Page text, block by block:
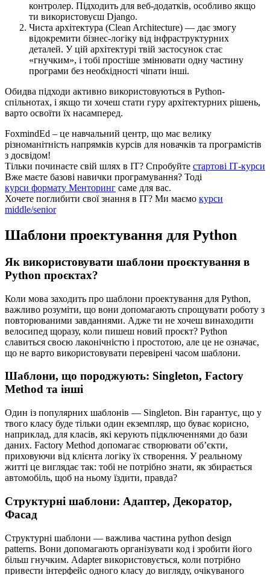
контролер. Підходить для веб-додатків, особливо якщо
ти використовуєш Django.
Чиста архітектура (Clean Architecture) — дає змогу
відокремити бізнес-логіку від інфраструктурних
деталей. У цій архітектурі твій застосунок стає
«гнучким», і тобі простіше змінювати одну частину
програми без необхідності чіпати інші.
Обидва підходи активно використовуються в Python-
спільнотах, і якщо ти хочеш стати гуру архітектурних рішень,
варто освоїти їх насамперед.
FoxmindEd – це навчальний центр, що має велику
різноманітність напрямків курсів для новачків та програмістів
з досвідом!
Тільки починаєте свій шлях в ІТ? Спробуйте стартові ІТ-курси
Вже маєте базові навички програмування? Тоді
курси формату Менторинг саме для вас.
Хочете поглибити свої знання в ІТ? Ми маємо курси
middle/senior
Шаблони проектування для Python
Як використовувати шаблони проєктування в
Python проєктах?
Коли мова заходить про шаблони проектування для Python,
важливо розуміти, що вони допомагають спрощувати роботу з
повторюваними завданнями. Адже ти не хочеш винаходити
велосипед щоразу, коли пишеш новий проєкт? Python
славиться своєю лаконічністю і простотою, але це не означає,
що не варто використовувати перевірені часом шаблони.
Шаблони, що породжують: Singleton, Factory
Method та інші
Один із популярних шаблонів — Singleton. Він гарантує, що у
твого класу буде тільки один екземпляр, що буває корисно,
наприклад, для класів, які керують підключеннями до бази
даних. Factory Method допомагає створювати об’єкти,
приховуючи від клієнта логіку їх створення. У реальному
житті це виглядає так: тобі не потрібно знати, як збирається
автомобіль, щоб на ньому їздити, правда?
Структурні шаблони: Адаптер, Декоратор,
Фасад
Структурні шаблони — важлива частина python design
patterns. Вони допомагають організувати код і зробити його
більш гнучким. Adapter використовується, коли потрібно
привести інтерфейс одного класу до вигляду, очікуваного